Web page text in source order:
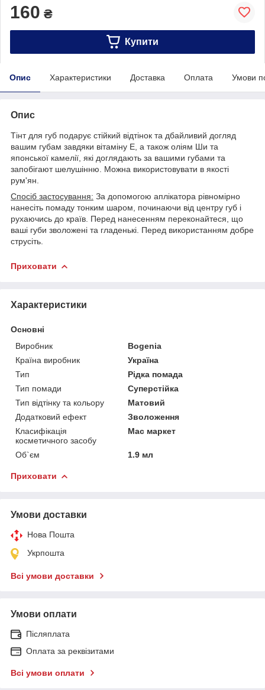
160 ₴
Купити
Опис Характеристики Доставка Оплата Умови
Опис
Тінт для губ подарує стійкий відтінок та дбайливий догляд
вашим губам завдяки вітаміну Е, а також оліям Ши та
японської камелії, які доглядають за вашими губами та
запобігают шелушінню. Можна використовувати в якості
рум'ян.
Спосіб застосування: За допомогою аплікатора рівномірно
нанесіть помаду тонким шаром, починаючи від центру губ і
рухаючись до країв. Перед нанесенням переконайтеся, що
ваші губи зволожені та гладенькі. Перед використанням добре
струсіть.
Приховати
Характеристики
Основні
Виробник
Bogenia
Країна виробник
Україна
Тип
Рідка помада
Тип помади
Суперстійка
Тип відтінку та кольору
Матовий
Додатковий ефект
Зволоження
Класифікація
косметичного засобу
Мас маркет
Об`єм 1.9 мл
Приховати
Умови доставки
Нова Пошта
Укрпошта
Всі умови доставки
Умови оплати
Післяплата
Оплата за реквізитами
Всі умови оплати